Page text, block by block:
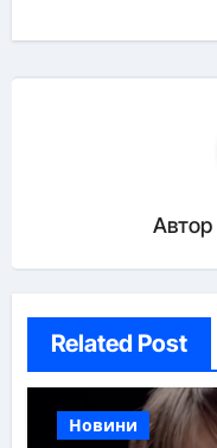
Автор
Related Post
Новини